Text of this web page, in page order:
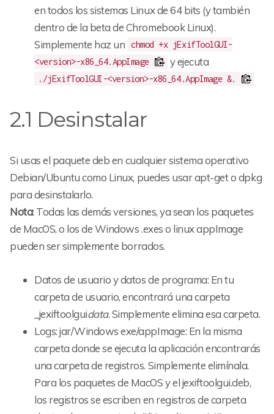
en todos los sistemas Linux de 64 bits (y también
dentro de la beta de Chromebook Linux).
Simplemente haz un
chmod +x jExifToolGUI-
<version>-x86_64.AppImage
y ejecuta
./jExifToolGUI-<version>-x86_64.AppImage &.
2.1 Desinstalar
Si usas el paquete deb en cualquier sistema operativo
Debian/Ubuntu como Linux, puedes usar apt-get o dpkg
para desinstalarlo.
Nota: Todas las demás versiones, ya sean los paquetes
de MacOS, o los de Windows .exes o linux appImage
pueden ser simplemente borrados.
Datos de usuario y datos de programa: En tu
carpeta de usuario, encontrará una carpeta
_jexiftoolguidata. Simplemente elimina esa carpeta.
Logs: jar/Windows exe/appImage: En la misma
carpeta donde se ejecuta la aplicación encontrarás
una carpeta de registros. Simplemente elimínala.
Para los paquetes de MacOS y el jexiftoolgui.deb,
los registros se escriben en registros de carpeta